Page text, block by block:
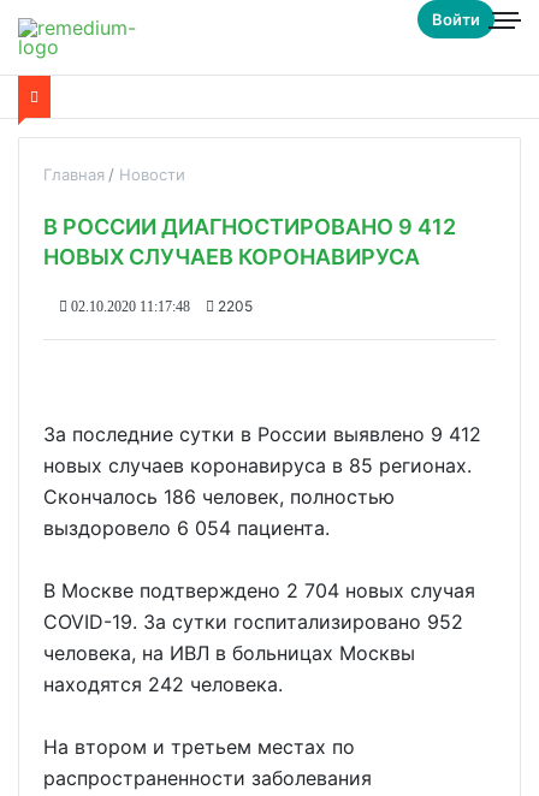
Войти
Главная Новости
В РОССИИ ДИАГНОСТИРОВАНО 9 412
НОВЫХ СЛУЧАЕВ КОРОНАВИРУСА
02.10.2020 11:17:48 2205
За последние сутки в России выявлено 9 412
новых случаев коронавируса в 85 регионах.
Скончалось 186 человек, полностью
выздоровело 6 054 пациента.
В Москве подтверждено 2 704 новых случая
COVID-19. За сутки госпитализировано 952
человека, на ИВЛ в больницах Москвы
находятся 242 человека.
На втором и третьем местах по
распространенности заболевания